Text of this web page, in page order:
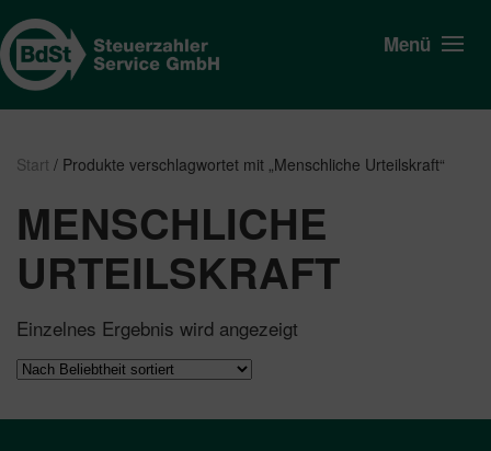
Menü
Start / Produkte verschlagwortet mit „Menschliche Urteilskraft“
MENSCHLICHE
URTEILSKRAFT
Einzelnes Ergebnis wird angezeigt